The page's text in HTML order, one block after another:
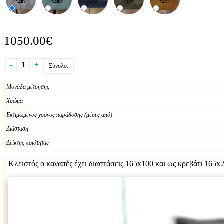
1407 1409 1410 1411 1412
1050.00€
- 1 + Σύνολο:
Μονάδα μέτρησης
Χρώμα
Εκτιμώμενος χρόνος παράδοσης (μέρες από)
Διάσταση
Δείκτης ποιότητας
Κλειστός ο καναπές έχει διαστάσεις 165x100 και ως κρεβάτι